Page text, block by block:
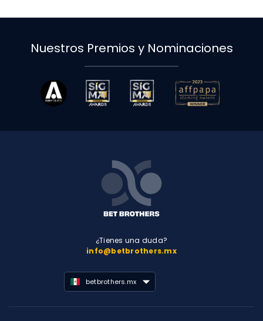
Nuestros Premios y Nominaciones
¿Tienes una duda?
info@betbrothers.mx
betbrothers.mx